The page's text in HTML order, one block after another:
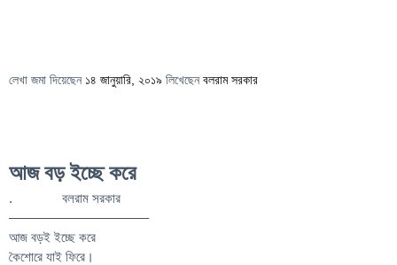
লেখা জমা দিয়েছেন ১৪ জানুয়ারি, ২০১৯ লিখেছেন বলরাম সরকার
আজ বড় ইচ্ছে করে
. বলরাম সরকার
——————————–
আজ বড়ই ইচ্ছে করে
কৈশোরে যাই ফিরে।